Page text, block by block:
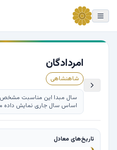
امردادگان
شاهنشاهی
سال مبدا این مناسبت مشخص
اساس سال جاری نمایش داده
تاریخ‌های معادل